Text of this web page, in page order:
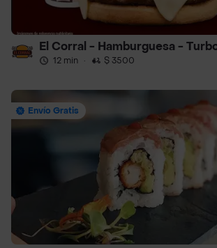
El Corral - Hamburguesa -
12 min · $ 3500
Envío Gratis